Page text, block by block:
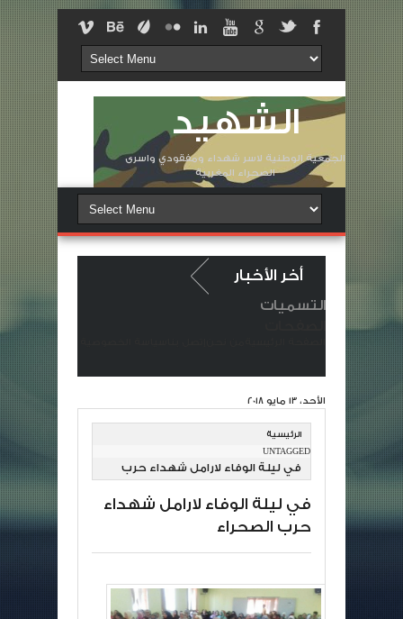
الشهيد
الجمعية الوطنية لاسر شهداء ومفقودي واسرى
الصحراء المغربية
أخر الأخبار
في وفاة المشمولة برحمته السيدة الزهرة لولانتي أرملة الشهيد لقويسمي
التسميات
الأحد، 13 مايو 2018
الرئيسية
UNTAGGED
في ليلة الوفاء لارامل شهداء حرب
في ليلة الوفاء لارامل شهداء
حرب الصحراء